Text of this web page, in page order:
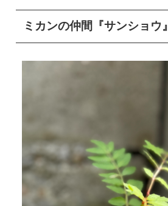
ミカンの仲間『サンショウ』